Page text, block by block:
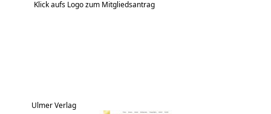
Klick aufs Logo zum Mitgliedsantrag
Ulmer Verlag